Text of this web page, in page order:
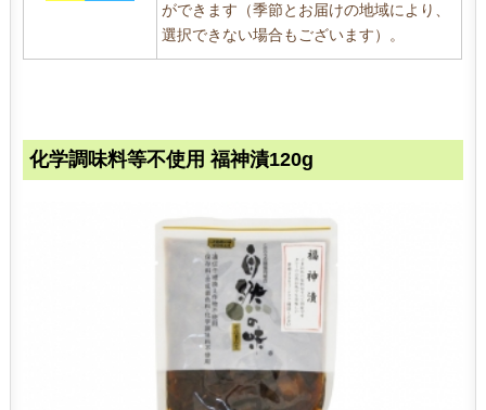
ができます（季節とお届けの地域により、
選択できない場合もございます）。
化学調味料等不使用 福神漬120g